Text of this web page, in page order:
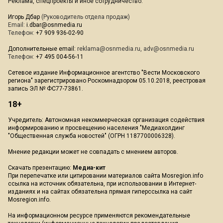
Игорь Дбар (Руководитель отдела продаж)
Email: i.dbar@osnmedia.ru
Телефон: +7 909 936-02-90
Дополнительные email: reklama@osnmedia.ru, adv@osnmedia.ru
Телефон: +7 495 004-56-11
Сетевое издание Информационное агентство "Вести Московского
региона" зарегистрировано Роскомнадзором 05.10.2018, реестровая
запись ЭЛ № ФС77-73861.
18+
Учредитель: Автономная некоммерческая организация содействия
информированию и просвещению населения "Медиахолдинг
"Общественная служба новостей" (ОГРН 1187700006328).
Мнение редакции может не совпадать с мнением авторов.
Скачать презентацию: Медиа-кит
При перепечатке или цитировании материалов сайта Mosregion.info
ссылка на источник обязательна, при использовании в Интернет-
изданиях и на сайтах обязательна прямая гиперссылка на сайт
Mosregion.info.
На информационном ресурсе применяются рекомендательные